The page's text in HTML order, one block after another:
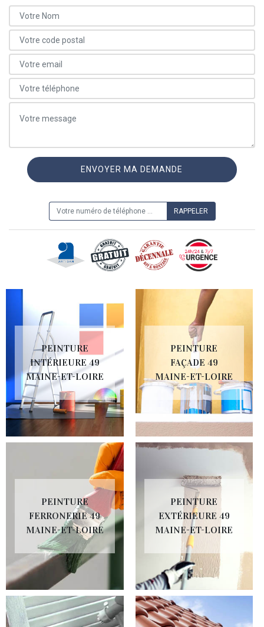
PEINTURE
INTÉRIEURE 49
MAINE-ET-LOIRE
PEINTURE
FAÇADE 49
MAINE-ET-LOIRE
PEINTURE
FERRONERIE 49
MAINE-ET-LOIRE
PEINTURE
EXTÉRIEURE 49
MAINE-ET-LOIRE